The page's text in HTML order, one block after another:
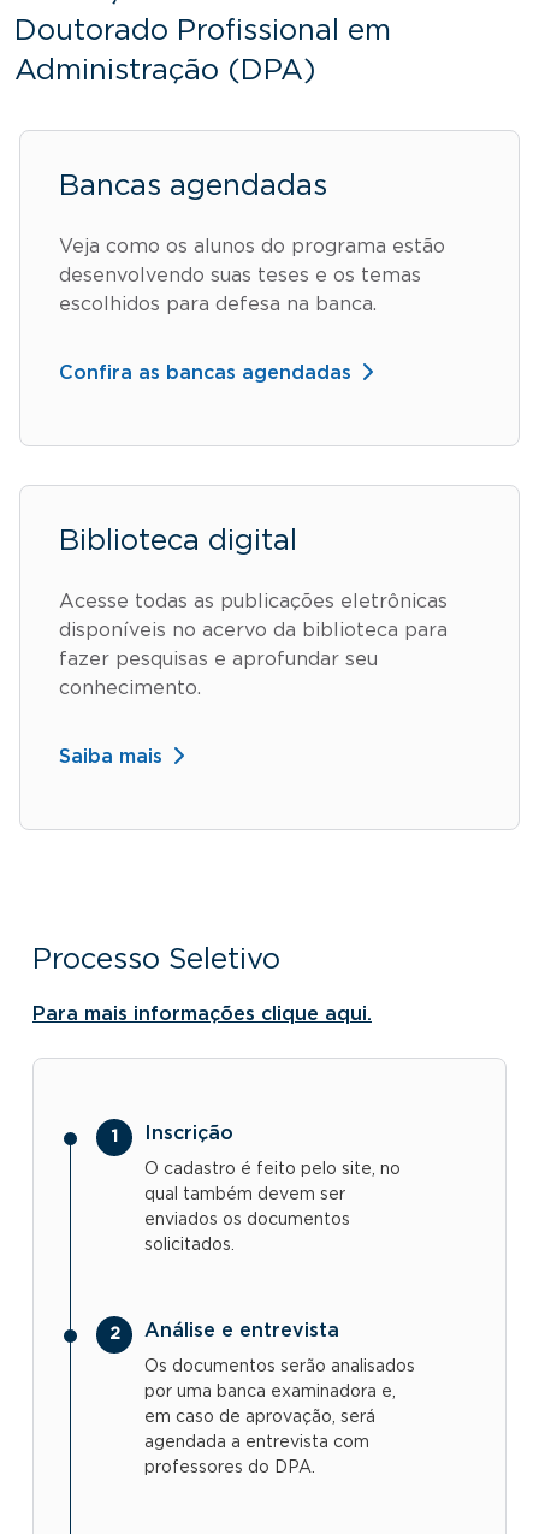
Doutorado Profissional em
Administração (DPA)
Bancas agendadas
Veja como os alunos do programa estão
desenvolvendo suas teses e os temas
escolhidos para defesa na banca.
Confira as bancas agendadas
Biblioteca digital
Acesse todas as publicações eletrônicas
disponíveis no acervo da biblioteca para
fazer pesquisas e aprofundar seu
conhecimento.
Saiba mais
Processo Seletivo
Para mais informações clique aqui.
Inscrição
O cadastro é feito pelo site, no
qual também devem ser
enviados os documentos
solicitados.
Análise e entrevista
Os documentos serão analisados
por uma banca examinadora e,
em caso de aprovação, será
agendada a entrevista com
professores do DPA.